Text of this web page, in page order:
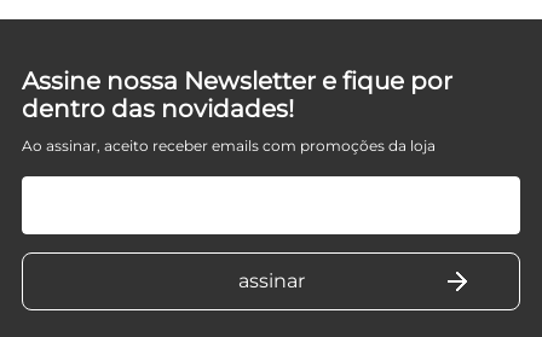
Assine nossa Newsletter e fique por
dentro das novidades!
Ao assinar, aceito receber emails com promoções da loja